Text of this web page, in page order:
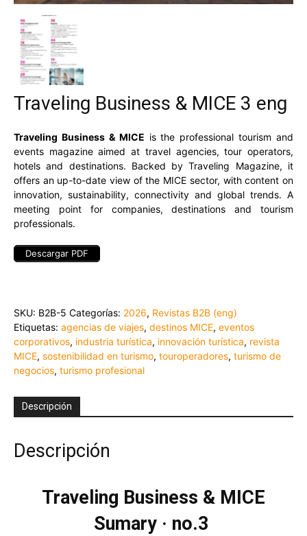
Traveling Business & MICE 3 eng
Traveling Business & MICE is the professional tourism and
events magazine aimed at travel agencies, tour operators,
hotels and destinations. Backed by Traveling Magazine, it
offers an up-to-date view of the MICE sector, with content on
innovation, sustainability, connectivity and global trends. A
meeting point for companies, destinations and tourism
professionals.
Descargar PDF
SKU: B2B-5 Categorías: 2026, Revistas B2B (eng)
Etiquetas: agencias de viajes, destinos MICE, eventos
corporativos, industria turística, innovación turística, revista
MICE, sostenibilidad en turismo, touroperadores, turismo de
negocios, turismo profesional
Descripción
Descripción
Traveling Business & MICE
Sumary · no.3